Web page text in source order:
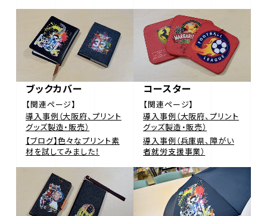
ブックカバー
【関連ページ】
導入事例（大阪府、プリント
グッズ製造・販売）
【ブログ】色々なプリント素
材を試してみました！
コースター
【関連ページ】
導入事例（大阪府、プリント
グッズ製造・販売）
導入事例（兵庫県、障がい
者就労支援事業）